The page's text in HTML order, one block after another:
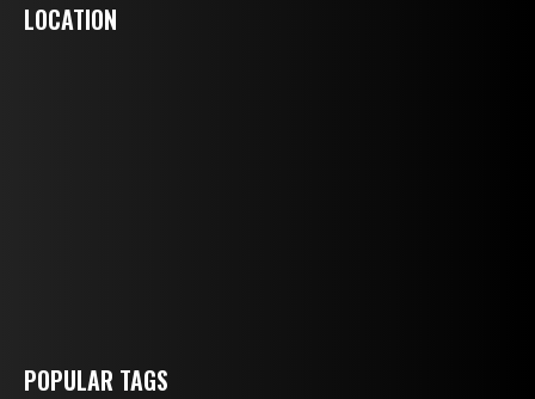
LOCATION
POPULAR TAGS